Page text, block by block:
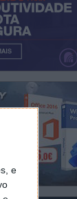
e